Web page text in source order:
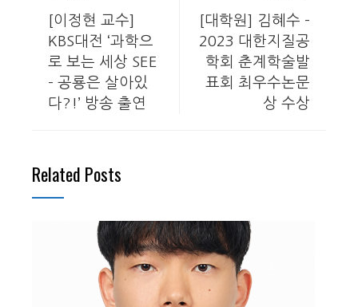
[이정현 교수]
KBS대전 ‘과학으
로 보는 세상 SEE
– 공룡은 살아있
다?!’ 방송 출연
[대학원] 김혜수 –
2023 대한지질공
학회 춘계학술발
표회 최우수논문
상 수상
Related Posts